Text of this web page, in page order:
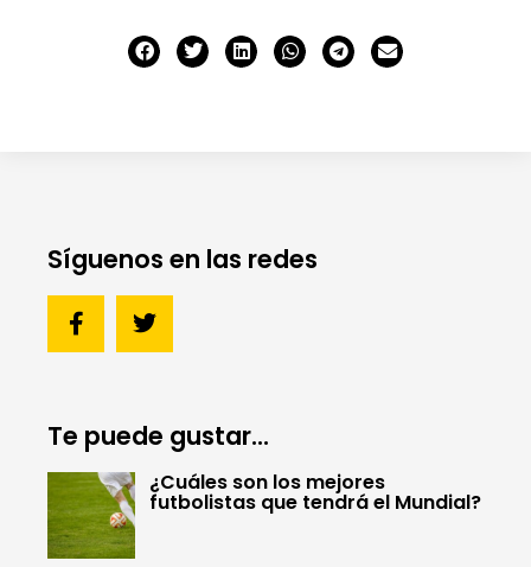
Síguenos en las redes
Te puede gustar...
¿Cuáles son los mejores
futbolistas que tendrá el Mundial?